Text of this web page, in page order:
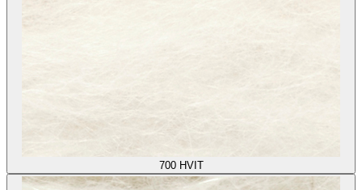
700 HVIT